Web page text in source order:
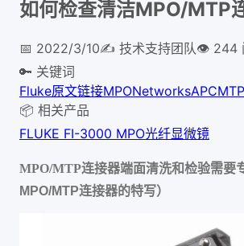
如何检查清洁MPO/MTP
📅 2022/3/10✍️ 技术支持团队👁 244
🔑 关键词
Fluke原文链接MPONetworksAPCMTP
📦 相关产品
FLUKE FI-3000 MPO光纤显微镜
MPO/MTP连接器端面清洗和检验需要
MPO/MTP连接器的特写）